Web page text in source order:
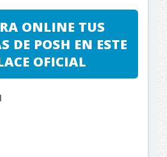
ONLINE TUS
DE POSH EN ESTE
OFICIAL